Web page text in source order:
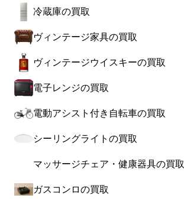
冷蔵庫の買取
ヴィンテージ家具の買取
ヴィンテージウイスキーの買取
電子レンジの買取
電動アシスト付き自転車の買取
シーリングライトの買取
マッサージチェア・健康器具の買取
ガスコンロの買取